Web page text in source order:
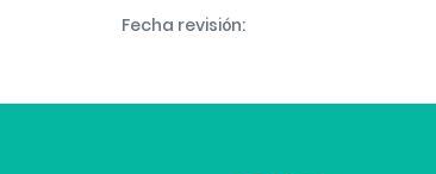
Fecha revisión: